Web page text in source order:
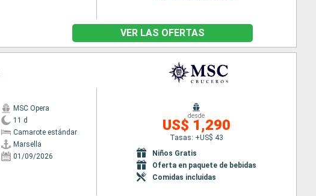
VER LAS OFERTAS
MSC Opera
11 d
Camarote estándar
Marsella
01/09/2026
desde
US$ 1,290
Tasas: +US$ 43
Niños Gratis
Oferta en paquete de bebidas
Comidas incluidas